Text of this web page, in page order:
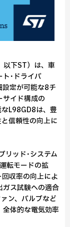
以下ST）は、車
･ドライバ
設定が可能な8チ
サイド構成の
L98GD8は、豊
信頼性の向上に
リッド･システム
転モードの拡
収率の向上によ
ガス試験への適合
ン、バルブなど
体的な電気効率